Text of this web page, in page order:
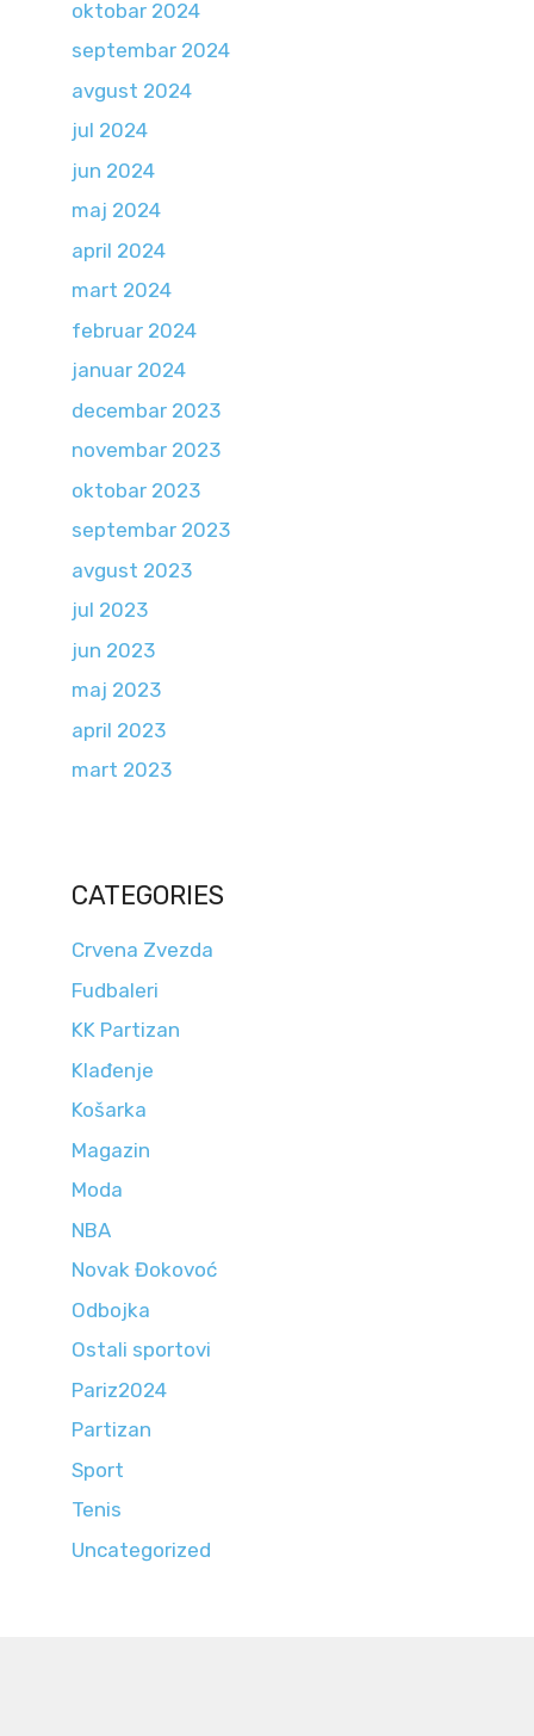
oktobar 2024
septembar 2024
avgust 2024
jul 2024
jun 2024
maj 2024
april 2024
mart 2024
februar 2024
januar 2024
decembar 2023
novembar 2023
oktobar 2023
septembar 2023
avgust 2023
jul 2023
jun 2023
maj 2023
april 2023
mart 2023
CATEGORIES
Crvena Zvezda
Fudbaleri
KK Partizan
Klađenje
Košarka
Magazin
Moda
NBA
Novak Đokovoć
Odbojka
Ostali sportovi
Pariz2024
Partizan
Sport
Tenis
Uncategorized